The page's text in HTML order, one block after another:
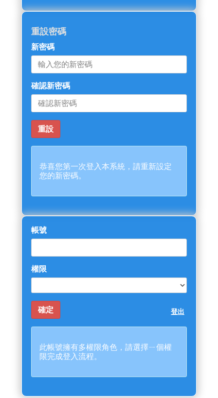
重設密碼
新密碼
確認新密碼
恭喜您第一次登入本系統，請重新設定
您的新密碼。
帳號
權限
登出
此帳號擁有多權限角色，請選擇ㄧ個權
限完成登入流程。